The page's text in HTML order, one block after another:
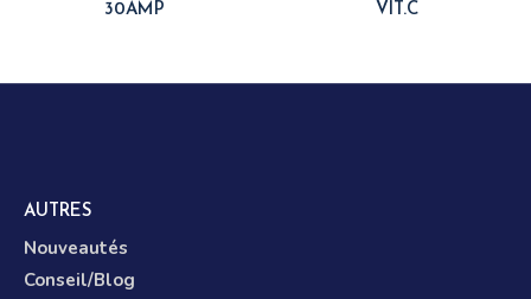
30AMP
VIT.C
AUTRES
Nouveautés
Conseil/Blog